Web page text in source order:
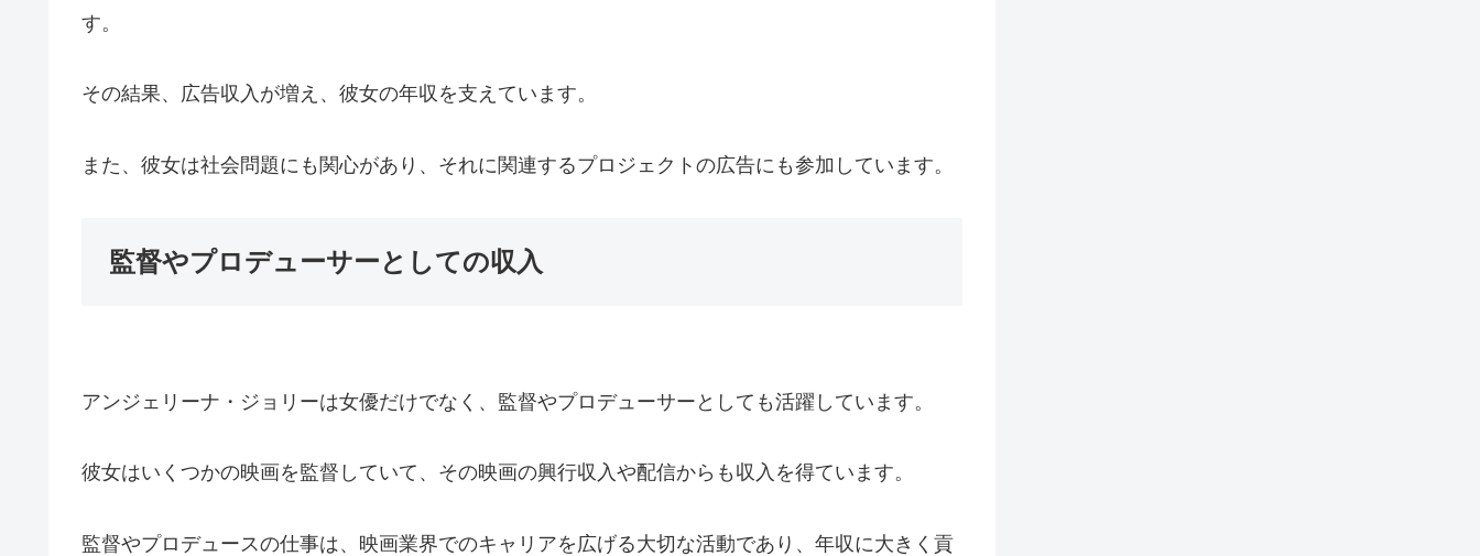
す。
その結果、広告収入が増え、彼女の年収を支えています。
また、彼女は社会問題にも関心があり、それに関連するプロジェクトの広告にも参加しています。
監督やプロデューサーとしての収入
アンジェリーナ・ジョリーは女優だけでなく、監督やプロデューサーとしても活躍しています。
彼女はいくつかの映画を監督していて、その映画の興行収入や配信からも収入を得ています。
監督やプロデュースの仕事は、映画業界でのキャリアを広げる大切な活動であり、年収に大きく貢